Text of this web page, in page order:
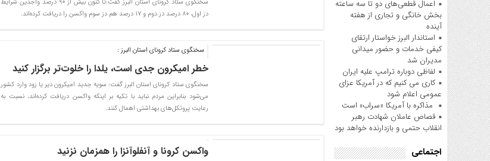
اعمال قطعی‌های دو تا سه ساعته
بخش خانگی و تجاری از هفته
آینده
استاندار البرز خواستار ارتقای
کیفی خدمات و حضور میدانی
مدیران شد
لفاظی دوباره ترامپ علیه ایران
کاری می کنیم که در آمریکا عزای
عمومی اعلام شود
مذاکره با آمریکا «سراب» است
قصاص عاملان شهادت رهبر
انقلاب حتمی و بازدارنده خواهد بود
اجتماعی
دز اول، ۸۰ درصد دز دوم و ۱۷ درصد هم دز سوم واکسن را دریافت کرده‌اند.
سخنگوی ستاد کرونای استان البرز :
خطر امیکرون جدی است، یلدا را خلوت‌تر برگزار کنید
سخنگوی ستاد کرونای استان البرز گفت: سویه جدید امیکرون دیر یا زود وارد کشور
می‌شود بنابراین مردم نباید با تکیه بر اینکه واکسن دریافت کرده‌اند، نسبت به
رعایت پروتکل‌های بهداشتی اهمال کنند.
واکسن کرونا و آنفلوآنزا را همزمان نزنید